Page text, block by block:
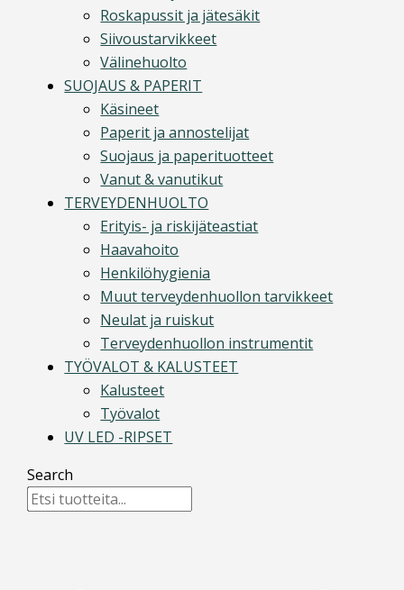
Roskapussit ja jätesäkit
Siivoustarvikkeet
Välinehuolto
SUOJAUS & PAPERIT
Käsineet
Paperit ja annostelijat
Suojaus ja paperituotteet
Vanut & vanutikut
TERVEYDENHUOLTO
Erityis- ja riskijäteastiat
Haavahoito
Henkilöhygienia
Muut terveydenhuollon tarvikkeet
Neulat ja ruiskut
Terveydenhuollon instrumentit
TYÖVALOT & KALUSTEET
Kalusteet
Työvalot
UV LED -RIPSET
Search